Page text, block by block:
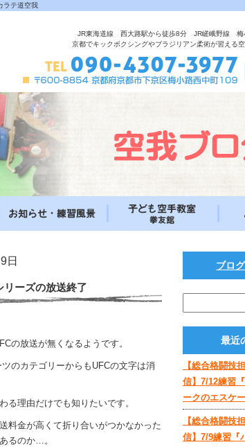
ラテ道空我
JR東海道線 西大路駅から徒歩8分 JR嵯峨野線 梅
京都でキックボクシングやブラジリアン柔術が習える
日
ーズの放送終了
の放送が無くなるようです。
のカテゴリーからもUFCの文字は消
る理由だけでも知りたいです。
料金が高くて折り合いがつかなかった
るのか…。
ブロ
最近
【総合格闘技
信】7/12練習
ークのエスケー
【総合格闘技
信】7/9練習『